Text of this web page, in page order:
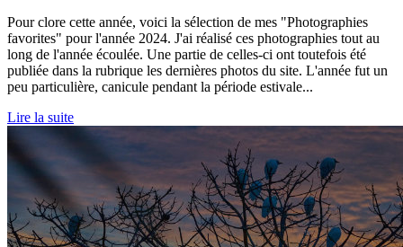
Pour clore cette année, voici la sélection de mes "Photographies
favorites" pour l'année 2024. J'ai réalisé ces photographies tout au
long de l'année écoulée. Une partie de celles-ci ont toutefois été
publiée dans la rubrique les dernières photos du site. L'année fut un
peu particulière, canicule pendant la période estivale...
Lire la suite